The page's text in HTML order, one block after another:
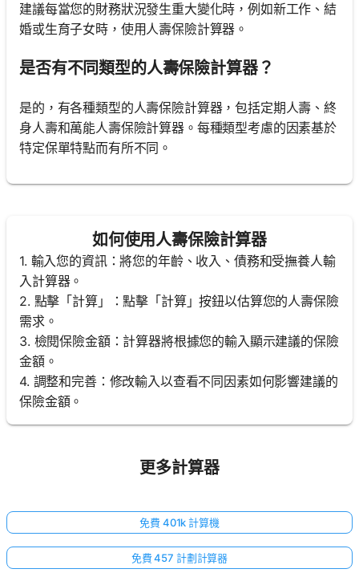
建議每當您的財務狀況發生重大變化時，例如新工作、結
婚或生育子女時，使用人壽保險計算器。
是否有不同類型的人壽保險計算器？
是的，有各種類型的人壽保險計算器，包括定期人壽、終
身人壽和萬能人壽保險計算器。每種類型考慮的因素基於
特定保單特點而有所不同。
如何使用人壽保險計算器
1. 輸入您的資訊：將您的年齡、收入、債務和受撫養人輸
入計算器。
2. 點擊「計算」：點擊「計算」按鈕以估算您的人壽保險
需求。
3. 檢閱保險金額：計算器將根據您的輸入顯示建議的保險
金額。
4. 調整和完善：修改輸入以查看不同因素如何影響建議的
保險金額。
更多計算器
免費 401k 計算機
免費 457 計劃計算器